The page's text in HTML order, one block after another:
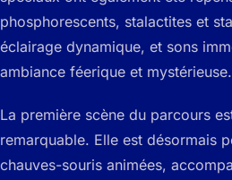
phosphorescents, stalactites et
éclairage dynamique, et sons
ambiance féerique et mystérieuse.
La première scène du parcours
remarquable. Elle est désormais
chauves-souris animées,